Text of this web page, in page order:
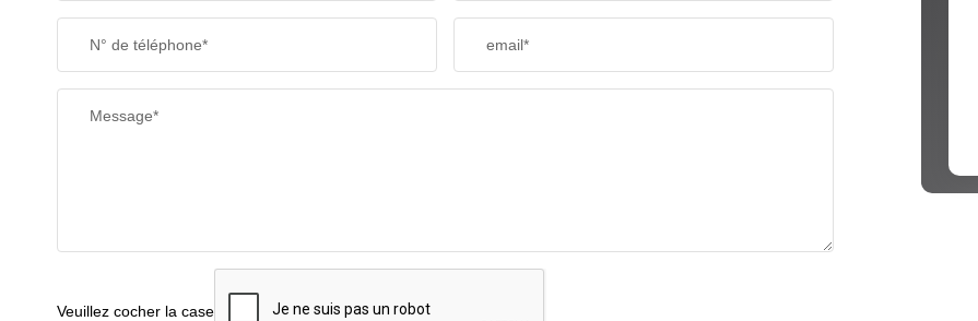
N° de téléphone* email*
Message*
Veuillez cocher la case